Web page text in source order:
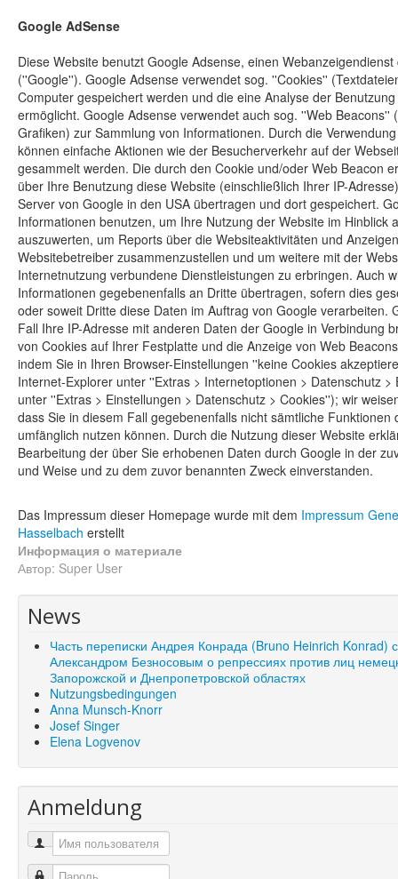
Google AdSense
Diese Website benutzt Google Adsense, einen
(''Google''). Google Adsense verwendet sog. ''Cookies''
Computer gespeichert werden und die eine Analyse der
ermöglicht. Google Adsense verwendet auch sog. ''Web Beacons''
Grafiken) zur Sammlung von Informationen. Durch die
können einfache Aktionen wie der Besucherverkehr auf der
gesammelt werden. Die durch den Cookie und/oder Web Beacon
über Ihre Benutzung diese Website (einschließlich Ihrer IP-
Server von Google in den USA übertragen und dort gespeichert.
Informationen benutzen, um Ihre Nutzung der Website im Hinblick
auszuwerten, um Reports über die Websiteaktivitäten und
Websitebetreiber zusammenzustellen und um weitere mit der
Internetnutzung verbundene Dienstleistungen zu erbringen. Auch
Informationen gegebenenfalls an Dritte übertragen, sofern dies
oder soweit Dritte diese Daten im Auftrag von Google verarbeiten.
Fall Ihre IP-Adresse mit anderen Daten der Google in Verbindung
von Cookies auf Ihrer Festplatte und die Anzeige von Web
indem Sie in Ihren Browser-Einstellungen ''keine Cookies
Internet-Explorer unter ''Extras > Internetoptionen > Datenschutz >
unter ''Extras > Einstellungen > Datenschutz > Cookies''); wir
dass Sie in diesem Fall gegebenenfalls nicht sämtliche Funktionen
umfänglich nutzen können. Durch die Nutzung dieser Website
Bearbeitung der über Sie erhobenen Daten durch Google in der
und Weise und zu dem zuvor benannten Zweck einverstanden.
Das Impressum dieser Homepage wurde mit dem Impressum
Hasselbach erstellt
Информация о материале
Автор: Super User
News
Часть переписки Андрея Конрада (Bruno Heinrich Konrad)
Александром Безносовым о репрессиях против лиц
Запорожской и Днепропетровской областях
Nutzungsbedingungen
Anna Munsch-Knorr
Josef Singer
Elena Logvenov
Anmeldung